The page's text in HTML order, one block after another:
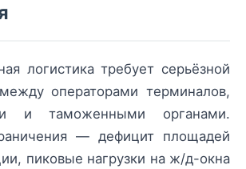
логистика требует серьёзной
операторами терминалов,
и таможенными органами.
— дефицит площадей
пиковые нагрузки на ж/д-окна